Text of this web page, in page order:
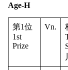
Age-H
第1位
1st
Prize
Vn.